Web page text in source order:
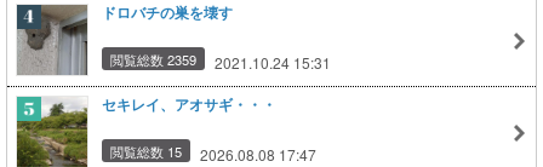
ドロバチの巣を壊す
閲覧総数 2359 2021.10.24 15:31
セキレイ、アオサギ・・・
閲覧総数 15 2026.08.08 17:47